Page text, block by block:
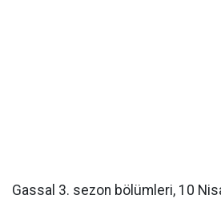
Gassal 3. sezon bölümleri, 10